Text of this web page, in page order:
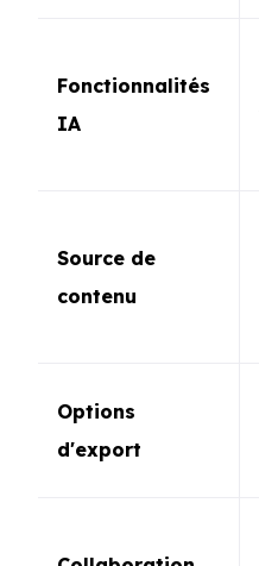
Fonctionnalités
IA
Source de
contenu
Options
d'export